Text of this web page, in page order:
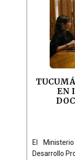
EN
El
Desarrollo